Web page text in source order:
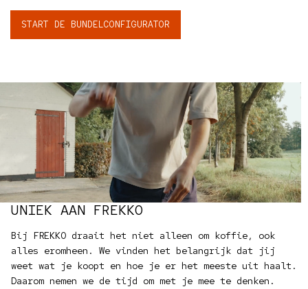
START DE BUNDELCONFIGURATOR
UNIEK AAN FREKKO
Bij FREKKO draait het niet alleen om koffie, ook
alles eromheen. We vinden het belangrijk dat jij
weet wat je koopt en hoe je er het meeste uit haalt.
Daarom nemen we de tijd om met je mee te denken.